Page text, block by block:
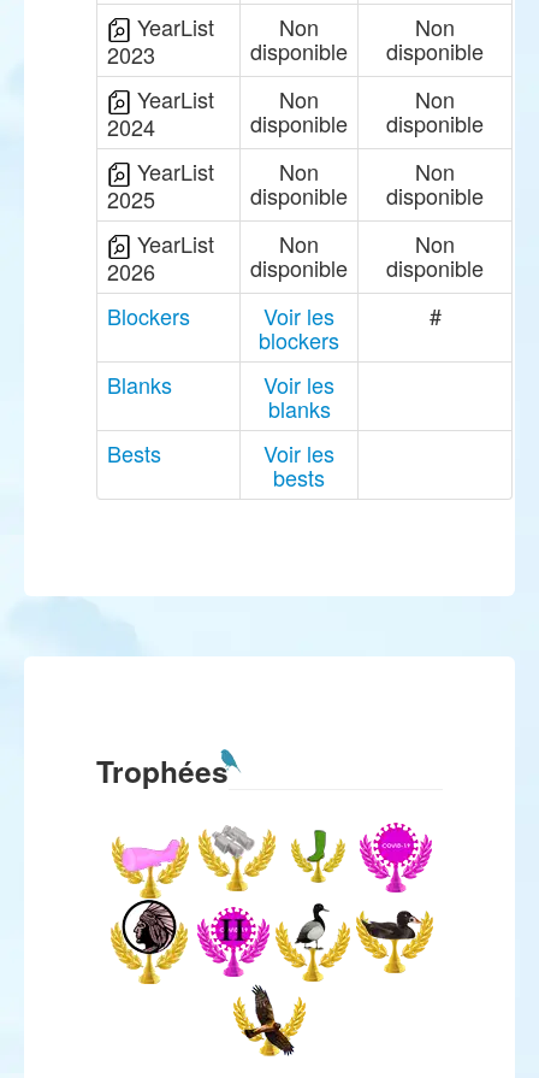
YearList
2023
Non
disponible
Non
disponible
YearList
2024
Non
disponible
Non
disponible
YearList
2025
Non
disponible
Non
disponible
YearList
2026
Non
disponible
Non
disponible
Blockers
Voir les
blockers
#
Blanks Voir les
blanks
Bests
Voir les
bests
Trophées